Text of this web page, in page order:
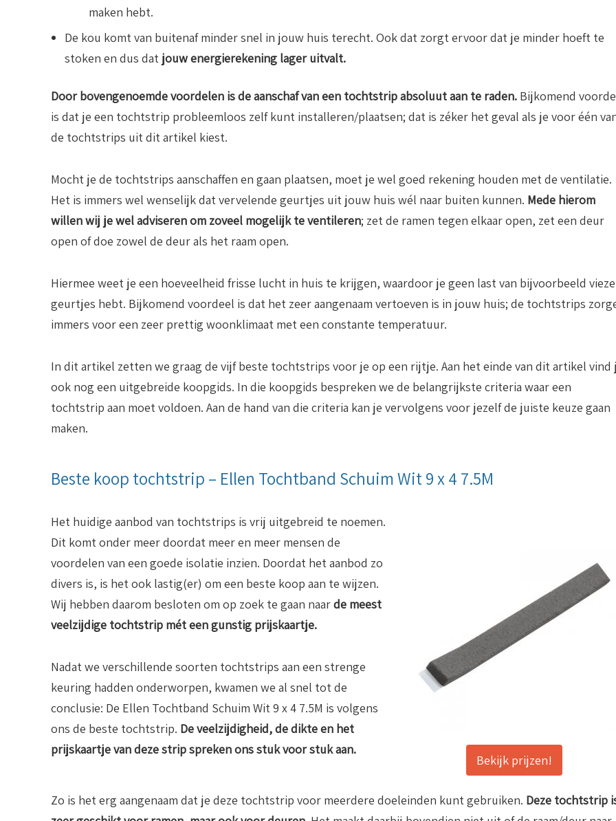
maken hebt.
De kou komt van buitenaf minder snel in jouw huis terecht. Ook dat zorgt ervoor dat je minder hoeft te
stoken en dus dat jouw energierekening lager uitvalt.
Door bovengenoemde voordelen is de aanschaf van een tochtstrip absoluut aan te raden. Bijkomend
is dat je een tochtstrip probleemloos zelf kunt installeren/plaatsen; dat is zéker het geval als je voor één
de tochtstrips uit dit artikel kiest.
Mocht je de tochtstrips aanschaffen en gaan plaatsen, moet je wel goed rekening houden met de ventilatie.
Het is immers wel wenselijk dat vervelende geurtjes uit jouw huis wél naar buiten kunnen. Mede hierom
willen wij je wel adviseren om zoveel mogelijk te ventileren; zet de ramen tegen elkaar open, zet een deur
open of doe zowel de deur als het raam open.
Hiermee weet je een hoeveelheid frisse lucht in huis te krijgen, waardoor je geen last van bijvoorbeeld vieze
geurtjes hebt. Bijkomend voordeel is dat het zeer aangenaam vertoeven is in jouw huis; de tochtstrips
immers voor een zeer prettig woonklimaat met een constante temperatuur.
In dit artikel zetten we graag de vijf beste tochtstrips voor je op een rijtje. Aan het einde van dit artikel vind
ook nog een uitgebreide koopgids. In die koopgids bespreken we de belangrijkste criteria waar een
tochtstrip aan moet voldoen. Aan de hand van die criteria kan je vervolgens voor jezelf de juiste keuze gaan
maken.
Beste koop tochtstrip – Ellen Tochtband Schuim Wit 9 x 4 7.5M
Het huidige aanbod van tochtstrips is vrij uitgebreid te noemen.
Dit komt onder meer doordat meer en meer mensen de
voordelen van een goede isolatie inzien. Doordat het aanbod zo
divers is, is het ook lastig(er) om een beste koop aan te wijzen.
Wij hebben daarom besloten om op zoek te gaan naarde meest
veelzijdige tochtstrip mét een gunstig prijskaartje.
Nadat we verschillende soorten tochtstrips aan een strenge
keuring hadden onderworpen, kwamen we al snel tot de
conclusie: De Ellen Tochtband Schuim Wit 9 x 4 7.5M is volgens
ons de beste tochtstrip. De veelzijdigheid, de dikte en het
prijskaartje van deze strip spreken ons stuk voor stuk aan.
Bekijk prijzen!
Zo is het erg aangenaam dat je deze tochtstrip voor meerdere doeleinden kunt gebruiken. Deze tochtstrip